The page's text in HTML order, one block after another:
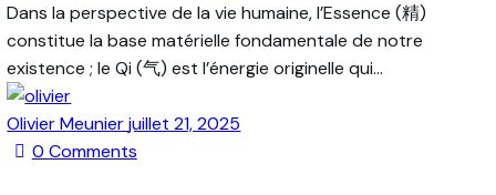
Dans la perspective de la vie humaine, l’Essence (精)
constitue la base matérielle fondamentale de notre
existence ; le Qi (气) est l’énergie originelle qui…
Olivier Meunierjuillet 21, 2025
0 Comments